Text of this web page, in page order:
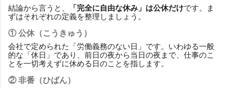
結論から言うと、 「完全に自由な休み」は公休だけです。ま
ずはそれぞれの定義を整理しましょう。
① 公休（こうきゅう）
会社で定められた「労働義務のない日」です。いわゆる一般
的な「休日」であり、前日の夜から当日の夜まで、仕事のこ
とを一切考えずに休める日のことを指します。
② 非番（ひばん）